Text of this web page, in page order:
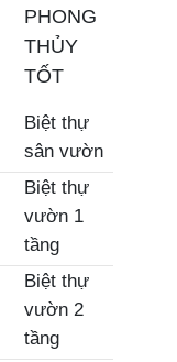
PHONG
THỦY
TỐT
Biệt thự
sân vườn
Biệt thự
vườn 1
tầng
Biệt thự
vườn 2
tầng